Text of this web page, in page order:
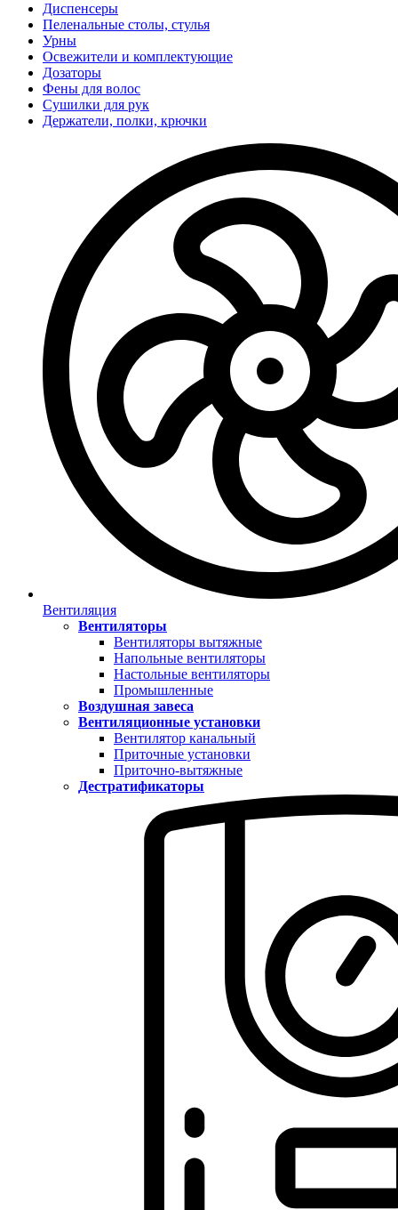
Диспенсеры
Пеленальные столы, стулья
Урны
Освежители и комплектующие
Дозаторы
Фены для волос
Сушилки для рук
Держатели, полки, крючки
Вентиляция
Вентиляторы
Вентиляторы вытяжные
Напольные вентиляторы
Настольные вентиляторы
Промышленные
Воздушная завеса
Вентиляционные установки
Вентилятор канальный
Приточные установки
Приточно-вытяжные
Дестратификаторы